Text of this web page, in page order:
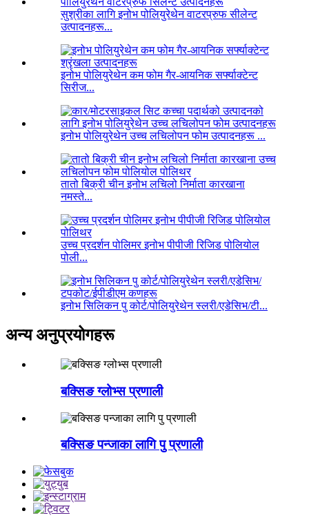
सुश्रीका लागि इनोभ पोलियुरेथेन वाटरप्रुफ सीलेन्ट
उत्पादनहरू...
इनोभ पोलियुरेथेन कम फोम गैर-आयनिक सर्फ्याक्टेन्ट
सिरीज...
इनोभ पोलियुरेथेन उच्च लचिलोपन फोम उत्पादनहरू ...
तातो बिक्री चीन इनोभ लचिलो निर्माता कारखाना
नमस्ते...
उच्च प्रदर्शन पोलिमर इनोभ पीपीजी रिजिड पोलियोल
पोली...
इनोभ सिलिकन पु कोर्ट/पोलियुरेथेन स्लरी/एडेसिभ/टी...
अन्य अनुप्रयोगहरू
बक्सिङ ग्लोभ्स प्रणाली
बक्सिङ पन्जाका लागि पु प्रणाली